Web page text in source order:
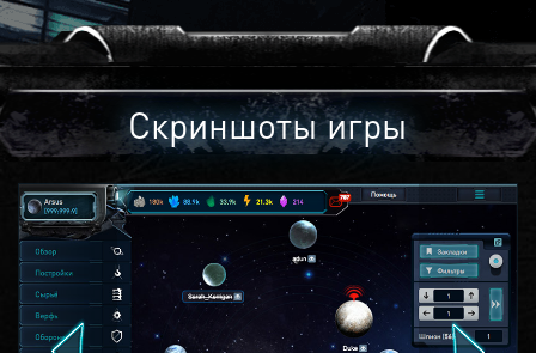
Скриншоты игры